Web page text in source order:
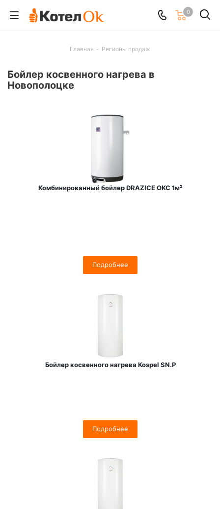
0
Главная - Регионы продаж
Бойлер косвенного нагрева в
Новополоцке
Комбинированный бойлер DRAZICE OKC 1м²
Подробнее
Бойлер косвенного нагрева Kospel SN.P
Подробнее